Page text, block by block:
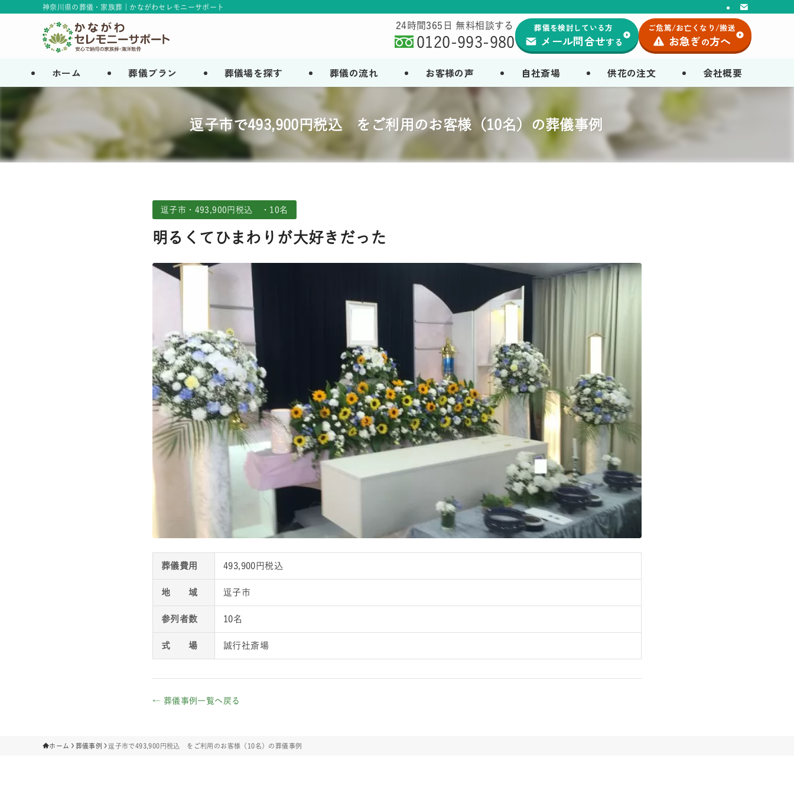
神奈川県の葬儀・家族葬 | かながわセレモニーサポート
ホーム 葬儀プラン 葬儀場を探す 葬儀の流れ お客様の声 自社斎場 供花の注文 会社概要
24時間365日 無料相談する
0120-993-980
葬儀を検討している方
メール問合せする
ご危篤/お亡くなり/搬送
お急ぎの方へ
逗子市で493,900円税込 をご利用のお客様（10名）の葬儀事例
逗子市・493,900円税込 ・10名
明るくてひまわりが大好きだった
葬儀費用 493,900円税込
地 域 逗子市
参列者数 10名
式 場 誠行社斎場
← 葬儀事例一覧へ戻る
ホーム 葬儀事例 逗子市で493,900円税込 をご利用のお客様（10名）の葬儀事例